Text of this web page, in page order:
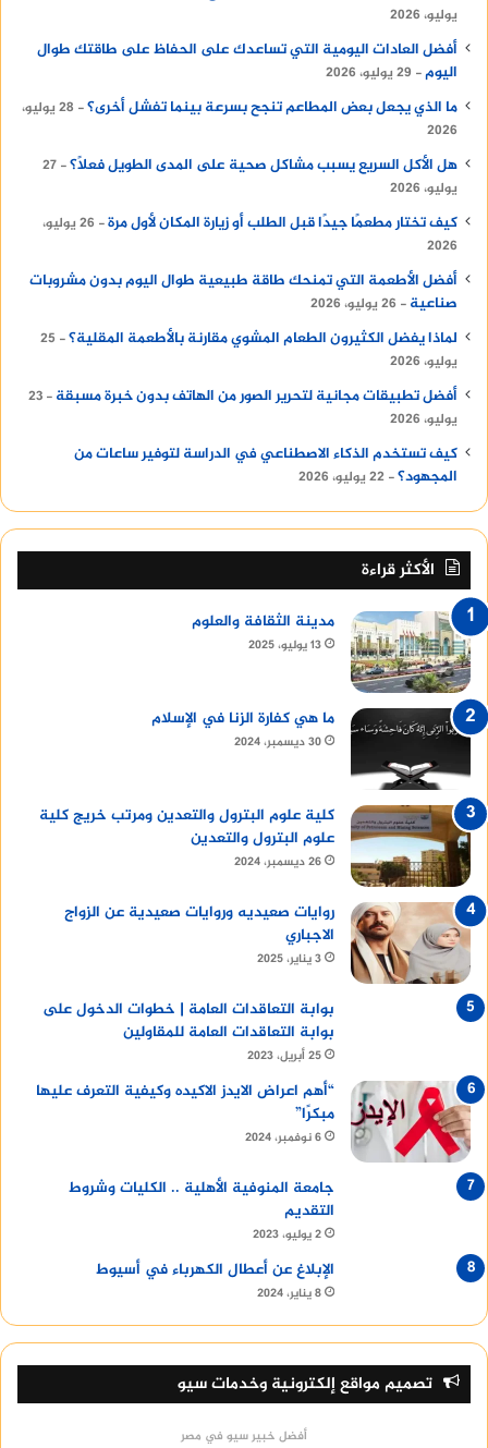
يوليو، 2026
أفضل العادات اليومية التي تساعدك على الحفاظ على طاقتك طوال
اليوم
29 يوليو، 2026
ما الذي يجعل بعض المطاعم تنجح بسرعة بينما تفشل أخرى؟
28 يوليو،
2026
هل الأكل السريع يسبب مشاكل صحية على المدى الطويل فعلًا؟ 27
يوليو، 2026
كيف تختار مطعمًا جيدًا قبل الطلب أو زيارة المكان لأول مرة
26 يوليو،
2026
أفضل الأطعمة التي تمنحك طاقة طبيعية طوال اليوم بدون مشروبات
صناعية
26 يوليو، 2026
لماذا يفضل الكثيرون الطعام المشوي مقارنة بالأطعمة المقلية؟
25
يوليو، 2026
أفضل تطبيقات مجانية لتحرير الصور من الهاتف بدون خبرة مسبقة
23
يوليو، 2026
كيف تستخدم الذكاء الاصطناعي في الدراسة لتوفير ساعات من
المجهود؟ 22 يوليو، 2026
الأكثر قراءة
مدينة الثقافة والعلوم
13 يوليو، 2025
ما هي كفارة الزنا في الإسلام
30 ديسمبر، 2024
كلية علوم البترول والتعدين ومرتب خريج كلية
علوم البترول والتعدين
26 ديسمبر، 2024
روايات صعيديه وروايات صعيدية عن الزواج
الاجباري
3 يناير، 2025
بوابة التعاقدات العامة | خطوات الدخول على
بوابة التعاقدات العامة للمقاولين
25 أبريل، 2023
“أهم اعراض الايدز الاكيده وكيفية التعرف عليها
مبكرًا”
6 نوفمبر، 2024
جامعة المنوفية الأهلية .. الكليات وشروط
التقديم
2 يوليو، 2023
الإبلاغ عن أعطال الكهرباء في أسيوط
8 يناير، 2024
تصميم مواقع إلكترونية وخدمات سيو
أفضل خبير سيو في مصر